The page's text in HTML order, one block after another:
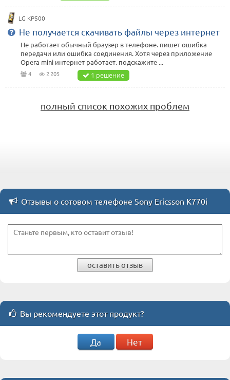
LG KP500
Не получается скачивать файлы через интернет
Не работает обычный браузер в телефоне. пишет ошибка
передачи или ошибка соединения. Хотя через приложение
Opera mini интернет работает. подскажите ...
4 2 205 1 решение
полный список похожих проблем
Отзывы о сотовом телефоне Sony Ericsson K770i
оставить отзыв
Вы рекомендуете этот продукт?
Да Нет